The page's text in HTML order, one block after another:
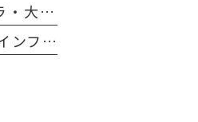
名古屋市で胃カメラ・大腸カメラなら 日曜診療・鎮静検査対応｜天白橋内科内視鏡クリニック
内科内視鏡クリニック